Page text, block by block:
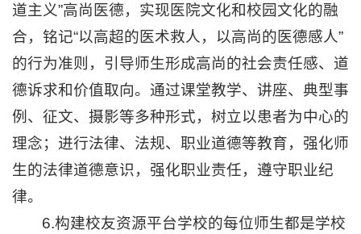
道主义”高尚医德，实现医院文化和校园文化的融
合，铭记“以高超的医术救人，以高尚的医德感人”
的行为准则，引导师生形成高尚的社会责任感、道
德诉求和价值取向。通过课堂教学、讲座、典型事
例、征文、摄影等多种形式，树立以患者为中心的
理念；进行法律、法规、职业道德等教育，强化师
生的法律道德意识，强化职业责任，遵守职业纪
律。
6.构建校友资源平台学校的每位师生都是学校